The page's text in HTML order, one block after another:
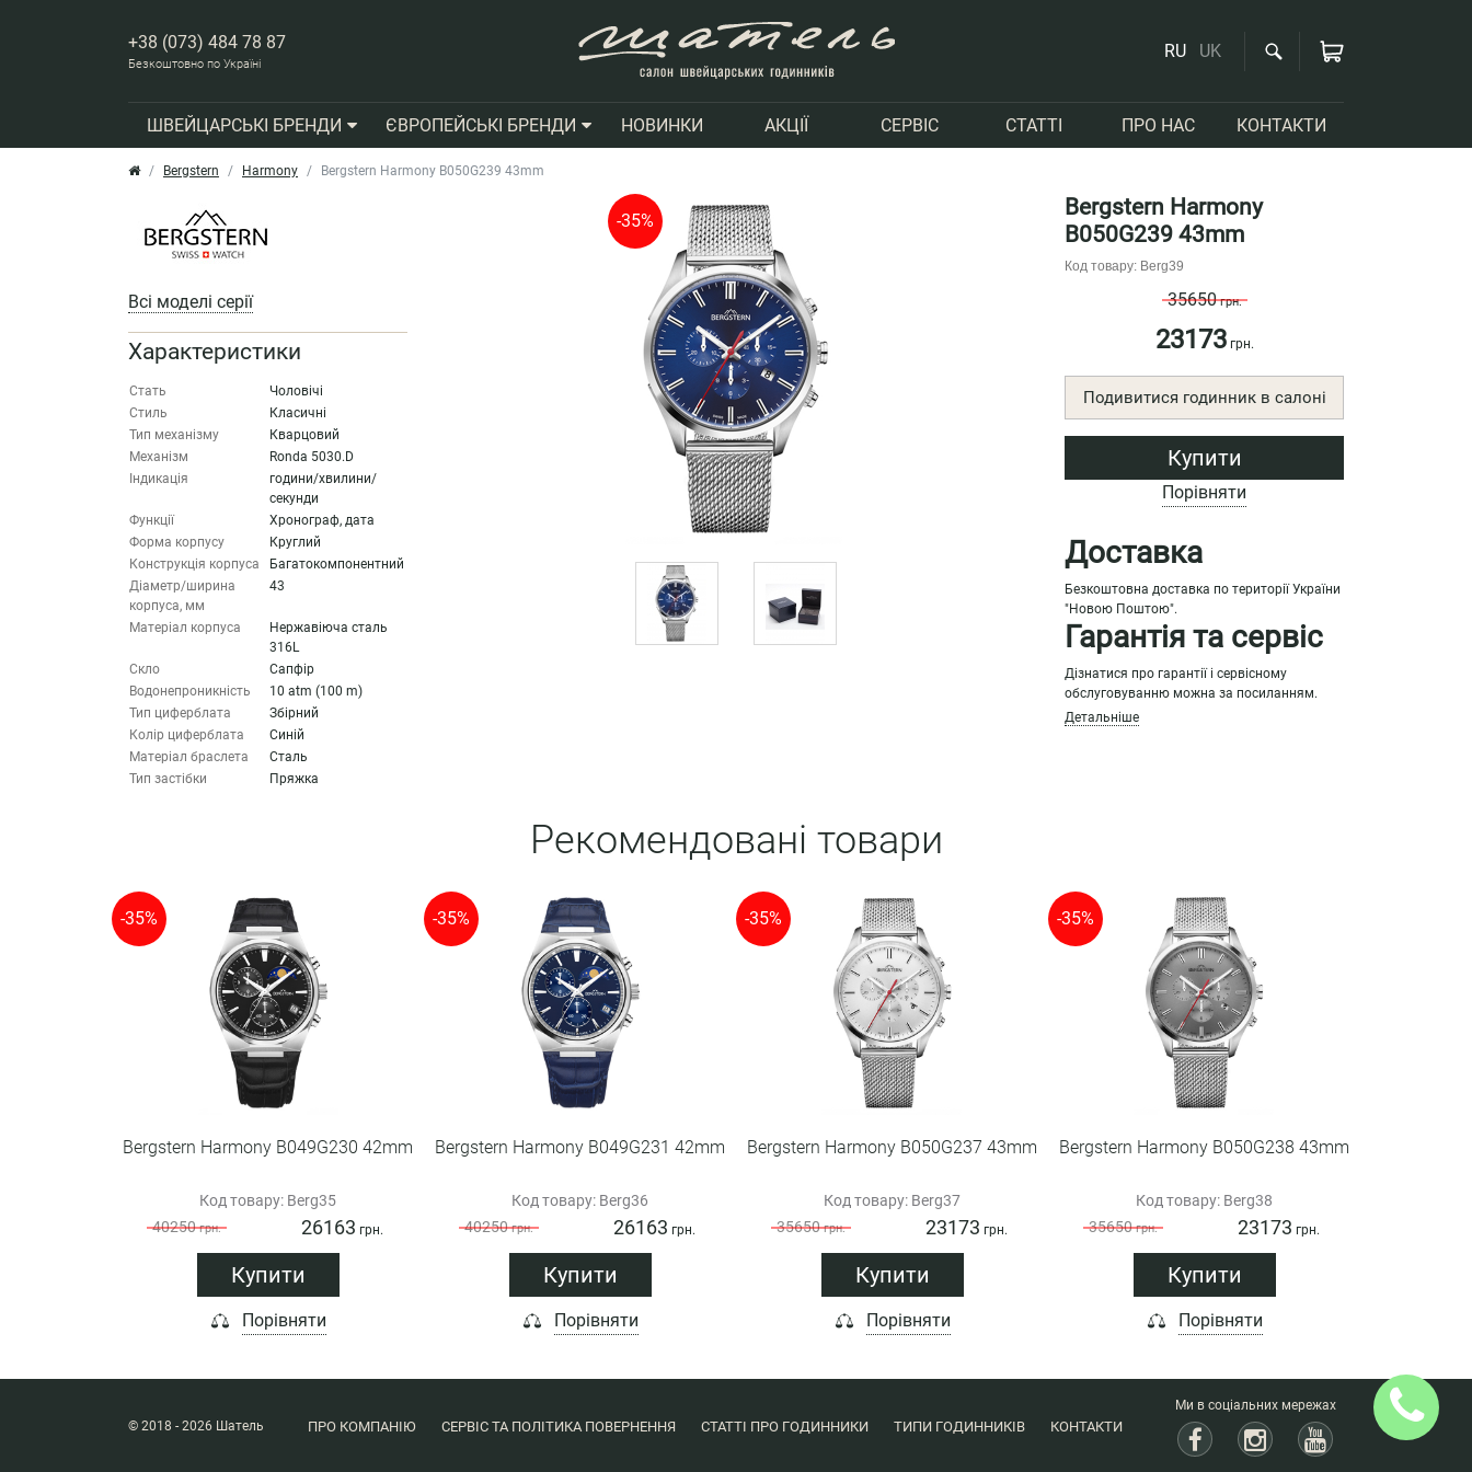
+38 (073) 484 78 87
Безкоштовно по Україні
RU UK
ШВЕЙЦАРСЬКІ БРЕНДИ ЄВРОПЕЙСЬКІ БРЕНДИ НОВИНКИ АКЦІЇ СЕРВІС СТАТТІ ПРО НАС КОНТАКТИ
Bergstern Harmony Bergstern Harmony B050G239 43mm
Всі моделі серії
Характеристики
Стать
Чоловічі
Стиль
Класичні
Тип механізму
Кварцовий
Механізм
Ronda 5030.D
Індикація
години/хвилини/
секунди
Функції
Хронограф, дата
Форма корпусу
Круглий
Конструкція корпуса
Багатокомпонентний
Діаметр/ширина
корпуса, мм
43
Матеріал корпуса
Нержавіюча сталь
316L
Скло
Сапфір
Водонепроникність
10 atm (100 m)
Тип циферблата
Збірний
Колір циферблата
Синій
Матеріал браслета
Сталь
Тип застібки
Пряжка
-35%
Bergstern Harmony
B050G239 43mm
Код товару: Berg39
35650грн.
23173грн.
Подивитися годинник в салоні
Купити
Порівняти
Доставка
Безкоштовна доставка по території України
"Новою Поштою".
Гарантія та сервіс
Дізнатися про гарантії і сервісному
обслуговуванню можна за посиланням.
Детальніше
Рекомендовані товари
-35%
Bergstern Harmony B049G230 42mm
Код товару: Berg35
40250грн. 26163 грн.
Купити
Порівняти
-35%
Bergstern Harmony B049G231 42mm
Код товару: Berg36
40250грн. 26163 грн.
Купити
Порівняти
-35%
Bergstern Harmony B050G237 43mm
Код товару: Berg37
35650грн. 23173 грн.
Купити
Порівняти
-35%
Bergstern Harmony B050G238 43mm
Код товару: Berg38
35650грн. 23173 грн.
Купити
Порівняти
Ми в соціальних мережах
ПРО КОМПАНІЮ СЕРВІС ТА ПОЛІТИКА ПОВЕРНЕННЯ СТАТТІ ПРО ГОДИННИКИ ТИПИ ГОДИННИКІВ КОНТАКТИ
© 2018 - 2026 Шатель